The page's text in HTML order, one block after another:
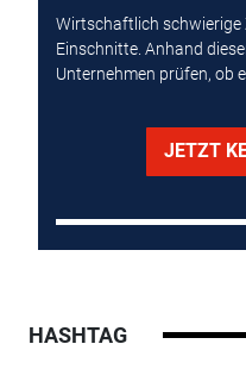
Wirtschaftlich schwierige
Einschnitte. Anhand
Unternehmen prüfen, ob
JETZT
HASHTAG